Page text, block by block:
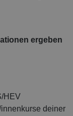
ergeben
HEV
deiner